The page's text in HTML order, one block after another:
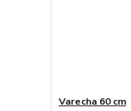
Varecha 60 cm